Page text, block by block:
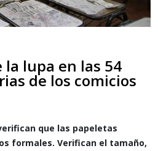
la lupa en las 54
de los comicios
que las papeletas
formales. Verifican el tamaño,